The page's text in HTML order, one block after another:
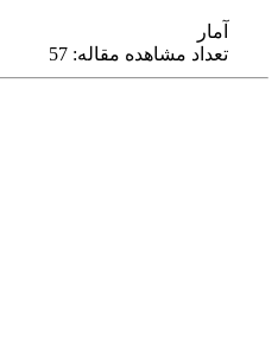
آمار
تعداد مشاهده مقاله: 57